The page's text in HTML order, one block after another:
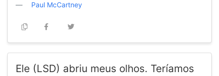
Paul McCartney
Ele (LSD) abriu meus olhos. Teríamos